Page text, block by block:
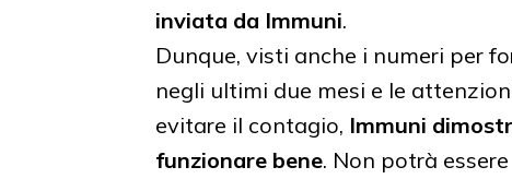
inviata da Immuni.
Dunque, visti anche i numeri per
negli ultimi due mesi e le
evitare il contagio, Immuni
funzionare bene. Non potrà